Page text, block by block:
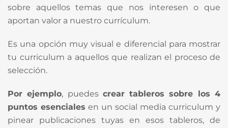
sobre aquellos temas que nos interesen o que
aportan valor a nuestro currículum.
Es una opción muy visual e diferencial para mostrar
tu curriculum a aquellos que realizan el proceso de
selección.
Por ejemplo, puedes crear tableros sobre los 4
puntos esenciales en un social media curriculum y
pinear publicaciones tuyas en esos tableros, de